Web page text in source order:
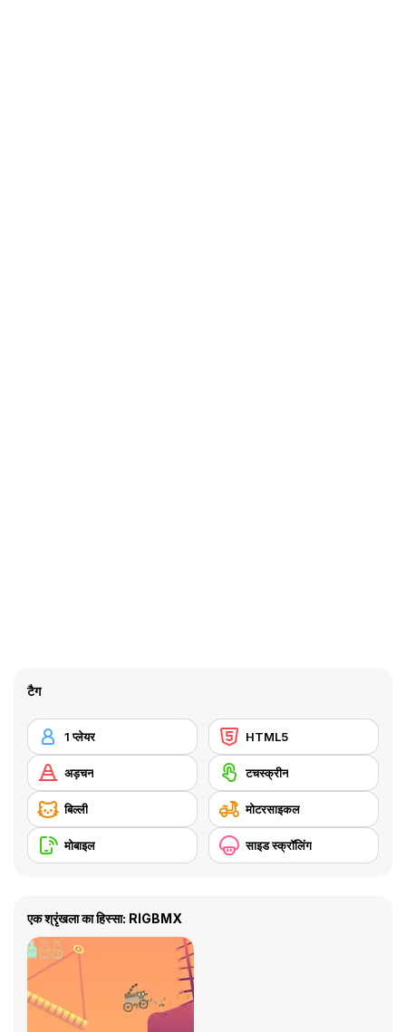
टैग
1 प्लेयर HTML5
अड़चन टचस्क्रीन
बिल्ली मोटरसाइकल
मोबाइल साइड स्क्रॉलिंग
एक श्रृंखला का हिस्सा: RIGBMX